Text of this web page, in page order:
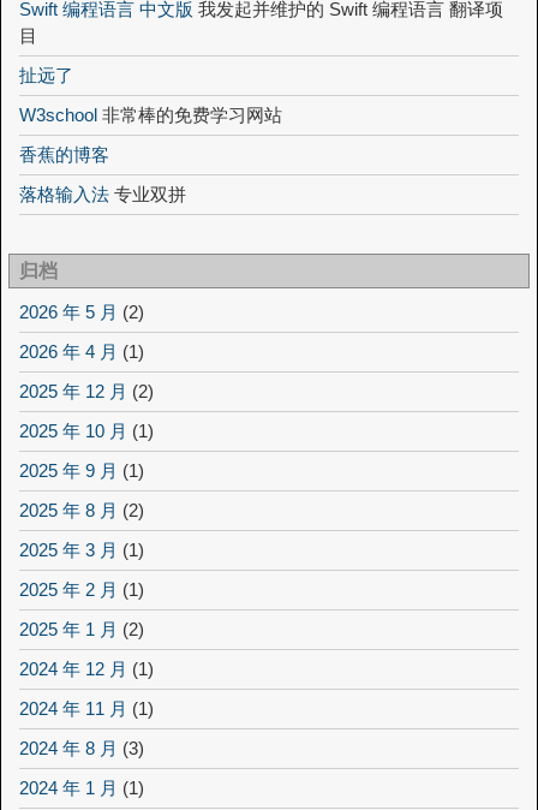
Swift 编程语言 中文版 我发起并维护的 Swift 编程语言 翻译项
目
扯远了
W3school 非常棒的免费学习网站
香蕉的博客
落格输入法 专业双拼
归档
2026 年 5 月 (2)
2026 年 4 月 (1)
2025 年 12 月 (2)
2025 年 10 月 (1)
2025 年 9 月 (1)
2025 年 8 月 (2)
2025 年 3 月 (1)
2025 年 2 月 (1)
2025 年 1 月 (2)
2024 年 12 月 (1)
2024 年 11 月 (1)
2024 年 8 月 (3)
2024 年 1 月 (1)